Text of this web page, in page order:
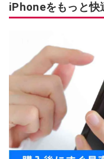
iPhoneをもっと快